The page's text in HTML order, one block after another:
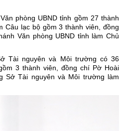
phòng UBND tỉnh gồm 27 thành
Câu lạc bộ gồm 3 thành viên, đồng
Văn phòng UBND tỉnh làm Chủ
Tài nguyên và Môi trường có 36
3 thành viên, đồng chí Pờ Hoài
Sở Tài nguyên và Môi trường làm